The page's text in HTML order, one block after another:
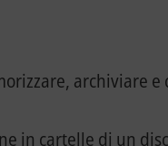
archiviare
in cartelle di un